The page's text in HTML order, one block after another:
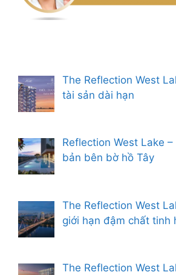
The Reflection West
tài sản dài hạn
Reflection West Lake
bản bên bờ hồ Tây
The Reflection West
giới hạn đậm chất tinh
The Reflection West